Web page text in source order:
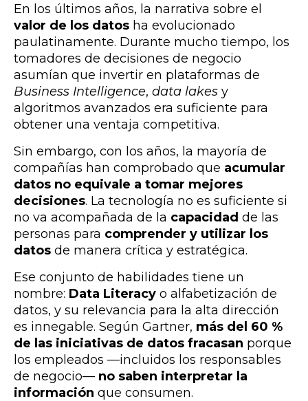
En los últimos años, la narrativa sobre el
valor de los datos ha evolucionado
paulatinamente. Durante mucho tiempo, los
tomadores de decisiones de negocio
asumían que invertir en plataformas de
Business Intelligence, data lakes y
algoritmos avanzados era suficiente para
obtener una ventaja competitiva.
Sin embargo, con los años, la mayoría de
compañías han comprobado que acumular
datos no equivale a tomar mejores
decisiones. La tecnología no es suficiente si
no va acompañada de la capacidad de las
personas para comprender y utilizar los
datos de manera crítica y estratégica.
Ese conjunto de habilidades tiene un
nombre: Data Literacy o alfabetización de
datos, y su relevancia para la alta dirección
es innegable. Según Gartner, más del 60 %
de las iniciativas de datos fracasan porque
los empleados —incluidos los responsables
de negocio— no saben interpretar la
información que consumen.